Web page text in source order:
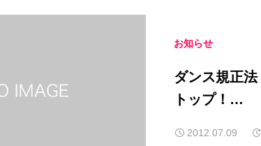
お知らせ
ダンス規正
トップ！
2012.07.09